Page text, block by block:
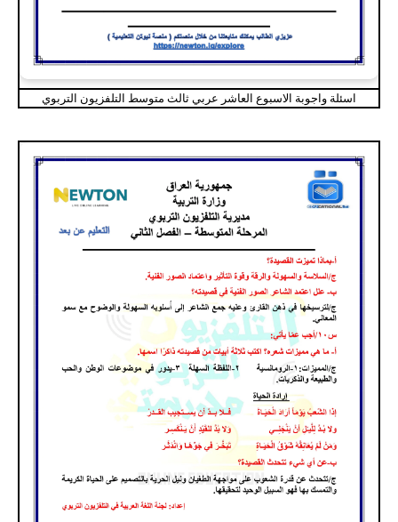
اسئلة واجوبة الاسبوع العاشر عربي ثالث متوسط التلفزيون التربوي